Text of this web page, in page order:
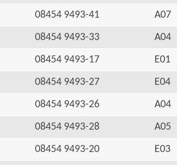
08454 9493-41
A07
08454 9493-33
A04
08454 9493-17
E01
08454 9493-27
E04
08454 9493-26
A04
08454 9493-28
A05
08454 9493-20
E03